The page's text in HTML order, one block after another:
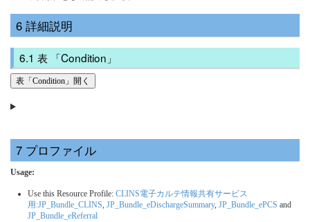
詳細説明
表 「Condition」
表「Condition」開く
プロファイル
Usage:
Use this Resource Profile: CLINS電子カルテ情報共有サービス
用:JP_Bundle_CLINS, JP_Bundle_eDischargeSummary, JP_Bundle_ePCS and
JP_Bundle_eReferral